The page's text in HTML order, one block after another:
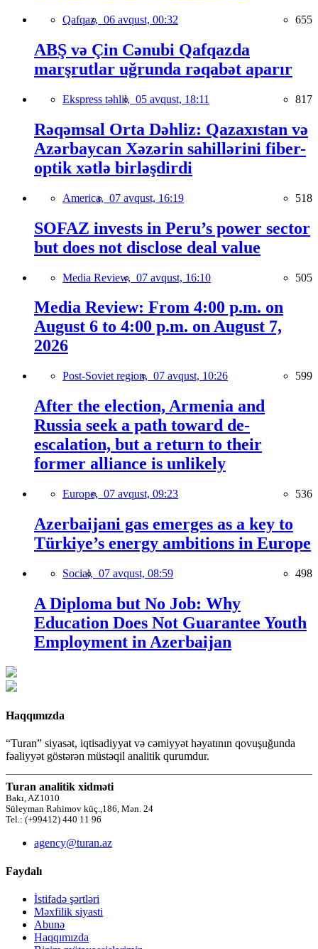
Qafqaz, 06 avqust, 00:32 655
ABŞ və Çin Cənubi Qafqazda
marşrutlar uğrunda rəqabət aparır
Ekspress təhlil, 05 avqust, 18:11 817
Rəqəmsal Orta Dəhliz: Qazaxıstan və
Azərbaycan Xəzərin sahillərini fiber-
optik xətlə birləşdirdi
America, 07 avqust, 16:19 518
SOFAZ invests in Peru’s power sector
but does not disclose deal value
Media Review, 07 avqust, 16:10 505
Media Review: From 4:00 p.m. on
August 6 to 4:00 p.m. on August 7,
2026
Post-Soviet region, 07 avqust, 10:26 599
After the election, Armenia and
Russia seek a path toward de-
escalation, but a return to their
former alliance is unlikely
Europe, 07 avqust, 09:23 536
Azerbaijani gas emerges as a key to
Türkiye’s energy ambitions in Europe
Social, 07 avqust, 08:59 498
A Diploma but No Job: Why
Education Does Not Guarantee Youth
Employment in Azerbaijan
Haqqımızda
“Turan” siyasət, iqtisadiyyat və cəmiyyət həyatının qovuşuğunda
fəaliyyət göstərən müstəqil analitik qurumdur.
Turan analitik xidməti
Bakı, AZ1010
Süleyman Rəhimov küç.,186, Mən. 24
Tel.: (+99412) 440 11 96
agency@turan.az
Faydalı
İstifadə şərtləri
Məxfilik siyasti
Abunə
Haqqımızda